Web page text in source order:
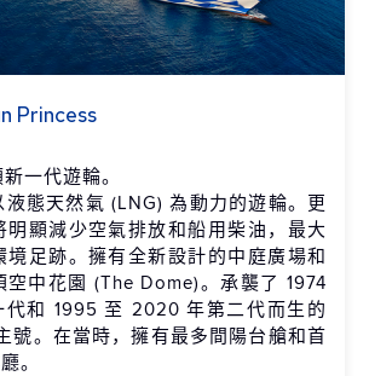
Princess
一代遊輪。
液態天然氣 (LNG) 為動力的遊輪。更
明顯減少空氣排放和船用柴油，最大
境足跡。擁有全新設計的中庭廣場和
空中花園 (The Dome)。承襲了 1974
代和 1995 至 2020 年第二代而生的
號。在當時，擁有最多間陽台艙和首
。